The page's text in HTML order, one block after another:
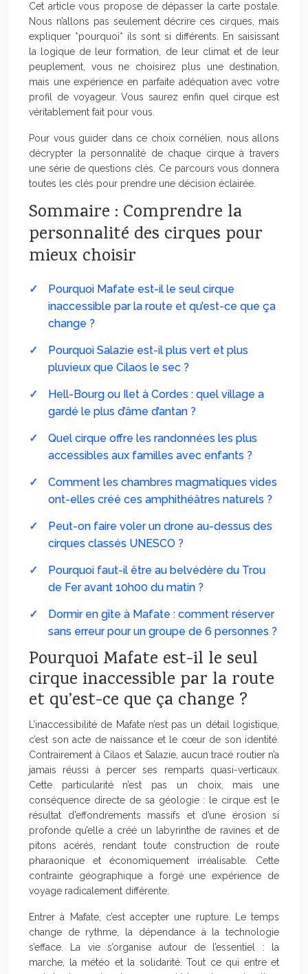
Cet article vous propose de dépasser la carte postale.
Nous n’allons pas seulement décrire ces cirques, mais
expliquer *pourquoi* ils sont si différents. En saisissant
la logique de leur formation, de leur climat et de leur
peuplement, vous ne choisirez plus une destination,
mais une expérience en parfaite adéquation avec votre
profil de voyageur. Vous saurez enfin quel cirque est
véritablement fait pour vous.
Pour vous guider dans ce choix cornélien, nous allons
décrypter la personnalité de chaque cirque à travers
une série de questions clés. Ce parcours vous donnera
toutes les clés pour prendre une décision éclairée.
Sommaire : Comprendre la
personnalité des cirques pour
mieux choisir
Pourquoi Mafate est-il le seul cirque
inaccessible par la route et qu’est-ce que ça
change ?
Pourquoi Salazie est-il plus vert et plus
pluvieux que Cilaos le sec ?
Hell-Bourg ou Ilet à Cordes : quel village a
gardé le plus d’âme d’antan ?
Quel cirque offre les randonnées les plus
accessibles aux familles avec enfants ?
Comment les chambres magmatiques vides
ont-elles créé ces amphithéâtres naturels ?
Peut-on faire voler un drone au-dessus des
cirques classés UNESCO ?
Pourquoi faut-il être au belvédère du Trou
de Fer avant 10h00 du matin ?
Dormir en gîte à Mafate : comment réserver
sans erreur pour un groupe de 6 personnes ?
Pourquoi Mafate est-il le seul
cirque inaccessible par la route
et qu’est-ce que ça change ?
L’inaccessibilité de Mafate n’est pas un détail logistique,
c’est son acte de naissance et le cœur de son identité.
Contrairement à Cilaos et Salazie, aucun tracé routier n’a
jamais réussi à percer ses remparts quasi-verticaux.
Cette particularité n’est pas un choix, mais une
conséquence directe de sa géologie : le cirque est le
résultat d’effondrements massifs et d’une érosion si
profonde qu’elle a créé un labyrinthe de ravines et de
pitons acérés, rendant toute construction de route
pharaonique et économiquement irréalisable. Cette
contrainte géographique a forgé une expérience de
voyage radicalement différente.
Entrer à Mafate, c’est accepter une rupture. Le temps
change de rythme, la dépendance à la technologie
s’efface. La vie s’organise autour de l’essentiel : la
marche, la météo et la solidarité. Tout ce qui entre et